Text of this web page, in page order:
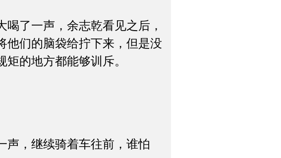
了一声，余志乾看见之后，
他们的脑袋给拧下来，但是没
的地方都能够训斥。
，继续骑着车往前，谁怕